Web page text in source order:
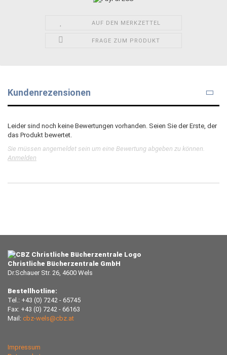
AUF DEN MERKZETTEL
FRAGE ZUM PRODUKT
Kundenrezensionen
Leider sind noch keine Bewertungen vorhanden. Seien Sie der Erste, der
das Produkt bewertet.
Sie müssen angemeldet sein um eine Bewertung abgeben zu können.
Anmelden
Christliche Bücherzentrale GmbH
Dr.Schauer Str. 26, 4600 Wels
Bestellhotline:
Tel.: +43 (0) 7242 - 65745
Fax: +43 (0) 7242 - 66163
Mail: cbz-wels@cbz.at
Impressum